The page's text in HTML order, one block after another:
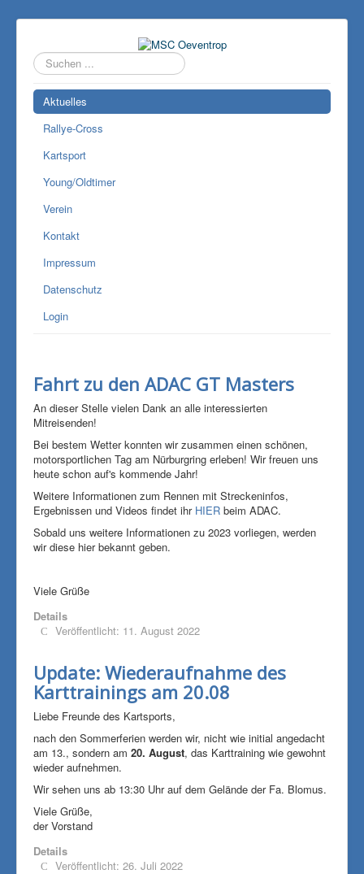
Suchen
...
Aktuelles
Rallye-Cross
Kartsport
Young/Oldtimer
Verein
Kontakt
Impressum
Datenschutz
Login
Fahrt zu den ADAC GT Masters
An dieser Stelle vielen Dank an alle interessierten
Mitreisenden!
Bei bestem Wetter konnten wir zusammen einen schönen,
motorsportlichen Tag am Nürburgring erleben! Wir freuen uns
heute schon auf's kommende Jahr!
Weitere Informationen zum Rennen mit Streckeninfos,
Ergebnissen und Videos findet ihr HIER beim ADAC.
Sobald uns weitere Informationen zu 2023 vorliegen, werden
wir diese hier bekannt geben.
Viele Grüße
Details
Veröffentlicht: 11. August 2022
Update: Wiederaufnahme des
Karttrainings am 20.08
Liebe Freunde des Kartsports,
nach den Sommerferien werden wir, nicht wie initial angedacht
am 13., sondern am 20. August, das Karttraining wie gewohnt
wieder aufnehmen.
Wir sehen uns ab 13:30 Uhr auf dem Gelände der Fa. Blomus.
Viele Grüße,
der Vorstand
Details
Veröffentlicht: 26. Juli 2022